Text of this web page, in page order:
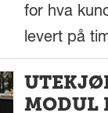
for hva
levert på
MODUL